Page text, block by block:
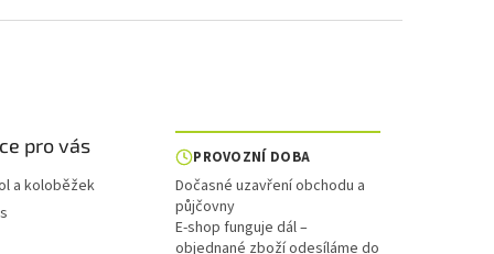
pro vás
a koloběžek
PROVOZNÍ DOBA
Dočasné uzavření obchodu a
půjčovny
E-shop funguje dál –
objednané zboží odesíláme do